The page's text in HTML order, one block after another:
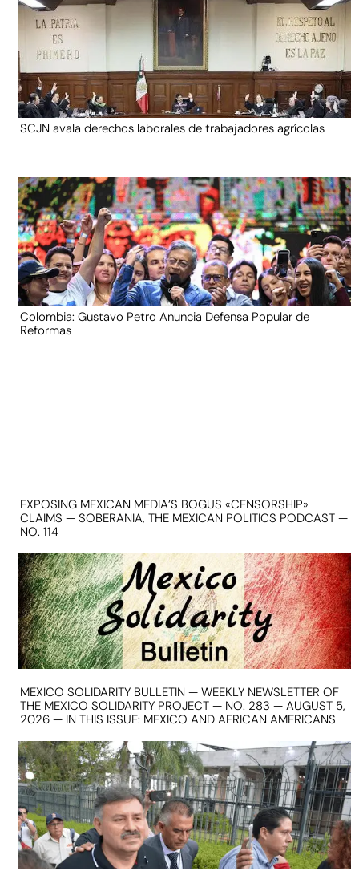
SCJN avala derechos laborales de trabajadores agrícolas
Colombia: Gustavo Petro Anuncia Defensa Popular de
Reformas
EXPOSING MEXICAN MEDIA’S BOGUS «CENSORSHIP»
CLAIMS — SOBERANIA, THE MEXICAN POLITICS PODCAST —
NO. 114
MEXICO SOLIDARITY BULLETIN — WEEKLY NEWSLETTER OF
THE MEXICO SOLIDARITY PROJECT — NO. 283 — AUGUST 5,
2026 — IN THIS ISSUE: MEXICO AND AFRICAN AMERICANS